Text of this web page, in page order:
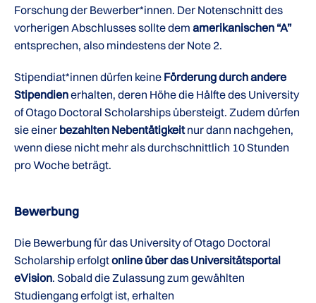
Forschung der Bewerber*innen. Der Notenschnitt des
vorherigen Abschlusses sollte dem amerikanischen “A”
entsprechen, also mindestens der Note 2.
Stipendiat*innen dürfen keine Förderung durch andere
Stipendienerhalten, deren Höhe die Hälfte des University
of Otago Doctoral Scholarships übersteigt. Zudem dürfen
sie einer bezahlten Nebentätigkeitnur dann nachgehen,
wenn diese nicht mehr als durchschnittlich 10 Stunden
pro Woche beträgt.
Bewerbung
Die Bewerbung für das University of Otago Doctoral
Scholarship erfolgtonline über das Universitätsportal
eVision. Sobald die Zulassung zum gewählten
Studiengang erfolgt ist, erhalten